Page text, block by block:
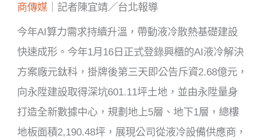
商傳媒 ｜記者陳宜靖／台北報導
今年AI算力需求持續升溫，帶動液冷散熱基礎建設
快速成形。今年1月16日正式登錄興櫃的AI液冷解決
方案廠元鈦科，掛牌後第三天即公告斥資2.68億元，
向永陞建設取得深坑601.11坪土地，並由永陞量身
打造全新數據中心，規劃地上5層、地下1層，總樓
地板面積2,190.48坪，展現公司從液冷設備供應商，